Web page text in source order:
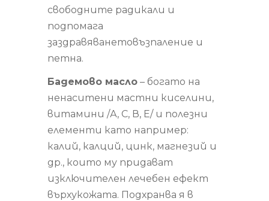
свободните радикали и
подпомага
заздравяванетовъзпаление и
петна.
Бадемово масло – богато на
ненаситени мастни киселини,
витамини /А, С, В, Е/ и полезни
елементи като например:
калий, калций, цинк, магнезий и
др., които му придават
изключителен лечебен ефект
върхукожата. Подхранва я в